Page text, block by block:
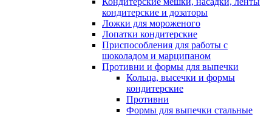
кондитерские и дозаторы
Ложки для мороженого
Лопатки кондитерские
Приспособления для работы с
шоколадом и марципаном
Противни и формы для выпечки
Кольца, высечки и формы
кондитерские
Противни
Формы для выпечки стальные